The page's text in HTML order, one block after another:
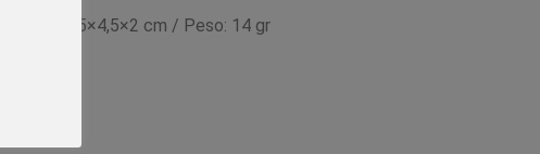
23,5×4,5×2 cm / Peso: 14 gr